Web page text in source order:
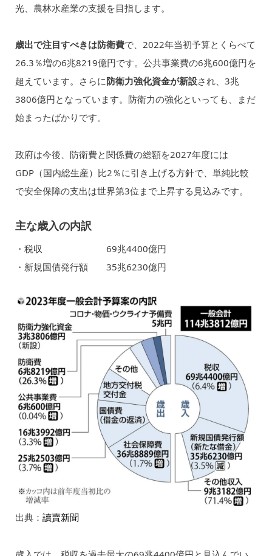
光、農林水産業の支援を目指します。
歳出で注目すべきは防衛費で、2022年当初予算とくらべて
26.3％増の6兆8219億円です。公共事業費の6兆600億円を
超えています。さらに防衛力強化資金が新設され、3兆
3806億円となっています。防衛力の強化といっても、まだ
始まったばかりです。
政府は今後、防衛費と関係費の総額を2027年度には
GDP（国内総生産）比2％に引き上げる方針で、単純比較
で安全保障の支出は世界第3位まで上昇する見込みです。
主な歳入の内訳
・税収 69兆4400億円
・新規国債発行額 35兆6230億円
出典： 讀賣新聞